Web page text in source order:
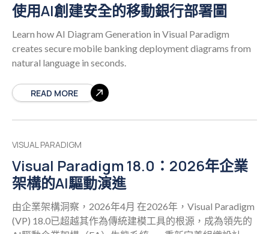
使用AI創建安全的移動銀行部署圖
Learn how AI Diagram Generation in Visual Paradigm
creates secure mobile banking deployment diagrams from
natural language in seconds.
READ MORE
VISUAL PARADIGM
Visual Paradigm 18.0：2026年企業
架構的AI驅動演進
由企業架構洞察，2026年4月 在2026年，Visual Paradigm
(VP) 18.0已超越其作為傳統建模工具的根源，成為領先的